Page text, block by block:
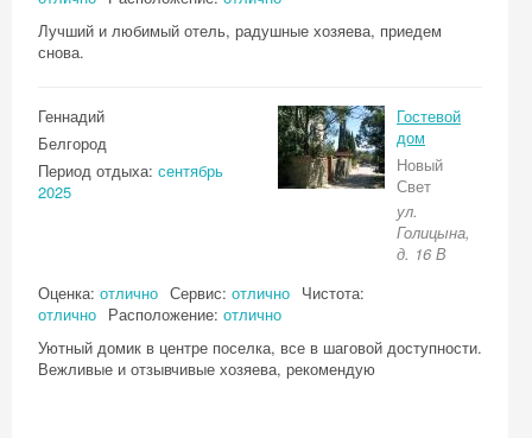
Лучший и любимый отель, радушные хозяева, приедем
снова.
Геннадий
Белгород
Период отдыха: сентябрь
2025
Гостевой
дом
Новый
Свет
ул.
Голицына,
д. 16 В
Оценка: отлично Сервис: отлично Чистота:
отлично Расположение: отлично
Уютный домик в центре поселка, все в шаговой доступности.
Вежливые и отзывчивые хозяева, рекомендую